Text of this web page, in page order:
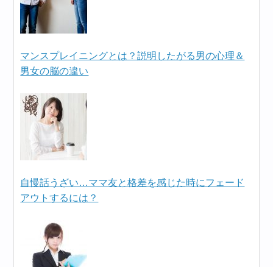
マンスプレイニングとは？説明したがる男の心理＆
男女の脳の違い
自慢話うざい…ママ友と格差を感じた時にフェード
アウトするには？